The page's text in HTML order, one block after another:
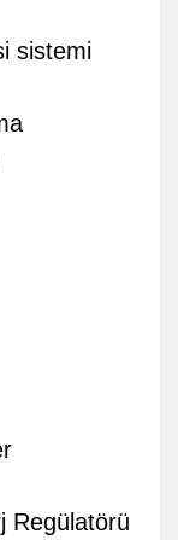
sistemi
Regülatörü